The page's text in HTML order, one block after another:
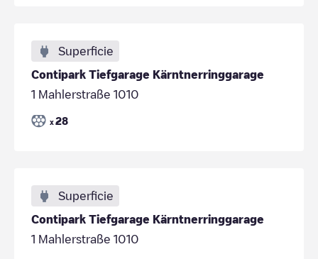
Superficie
Contipark Tiefgarage Kärntnerringgarage
1 Mahlerstraße 1010
x 28
Superficie
Contipark Tiefgarage Kärntnerringgarage
1 Mahlerstraße 1010